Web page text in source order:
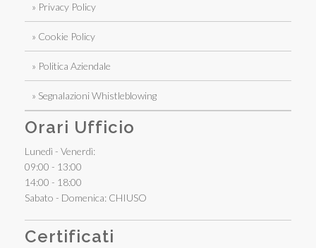
» Privacy Policy
» Cookie Policy
» Politica Aziendale
» Segnalazioni Whistleblowing
Orari Ufficio
Lunedì - Venerdì:
09:00 - 13:00
14:00 - 18:00
Sabato - Domenica: CHIUSO
Certificati